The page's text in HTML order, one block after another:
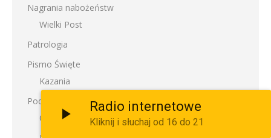
Nagrania nabożeństw
Wielki Post
Patrologia
Pismo Święte
Kazania
Podlasie
Ciekawe Podlasie
Radio internetowe
Kliknij i słuchaj od 16 do 21